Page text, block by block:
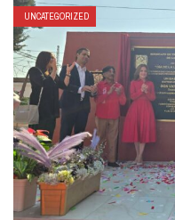
UNCATEGORIZED